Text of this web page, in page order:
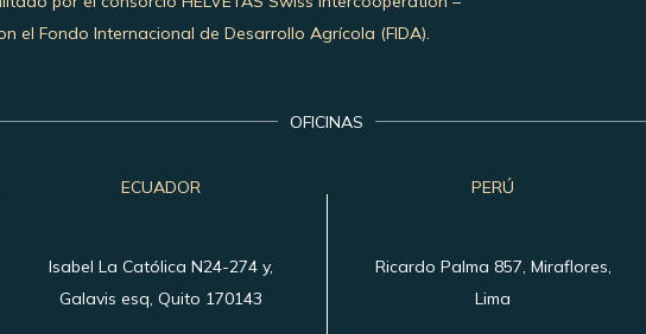
el Fondo Internacional de Desarrollo Agrícola (FIDA).
OFICINAS
ECUADOR
Isabel La Católica N24-274 y,
Galavis esq, Quito 170143
PERÚ
Ricardo Palma 857, Miraflores,
Lima